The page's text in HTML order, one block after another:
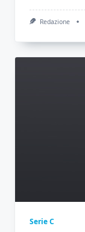
Redazione
Serie C